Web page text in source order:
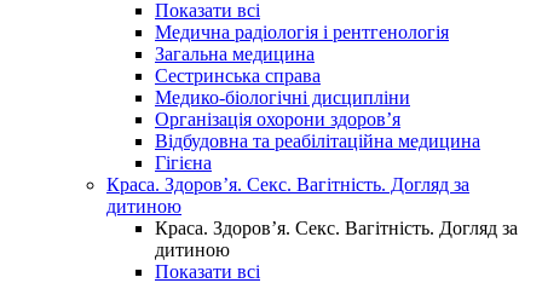
Показати всі
Медична радіологія і рентгенологія
Загальна медицина
Сестринська справа
Медико-біологічні дисципліни
Організація охорони здоров’я
Відбудовна та реабілітаційна медицина
Гігієна
Краса. Здоров’я. Секс. Вагітність. Догляд за
дитиною
Краса. Здоров’я. Секс. Вагітність. Догляд за
дитиною
Показати всі